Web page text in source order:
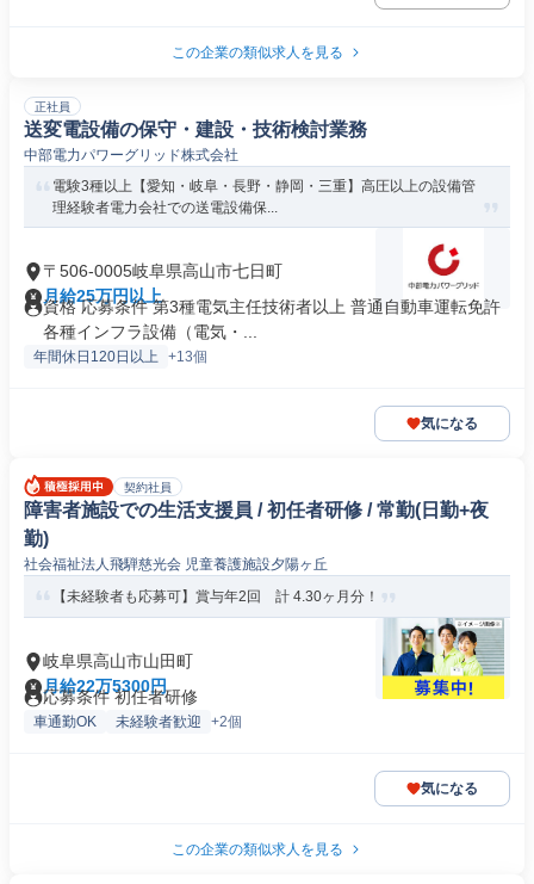
この企業の類似求人を見る
正社員
送変電設備の保守・建設・技術検討業務
中部電力パワーグリッド株式会社
電験3種以上【愛知・岐阜・長野・静岡・三重】高圧以上の設備管
理経験者電力会社での送電設備保...
〒506-0005岐阜県高山市七日町
月給25万円以上
資格 応募条件 第3種電気主任技術者以上 普通自動車運転免許
各種インフラ設備（電気・...
年間休日120日以上 +13個
気になる
契約社員
障害者施設での生活支援員 / 初任者研修 / 常勤(日勤+夜
勤)
社会福祉法人飛騨慈光会 児童養護施設夕陽ヶ丘
【未経験者も応募可】賞与年2回 計 4.30ヶ月分！
岐阜県高山市山田町
月給22万5300円
応募条件 初任者研修
車通勤OK 未経験者歓迎 +2個
気になる
この企業の類似求人を見る